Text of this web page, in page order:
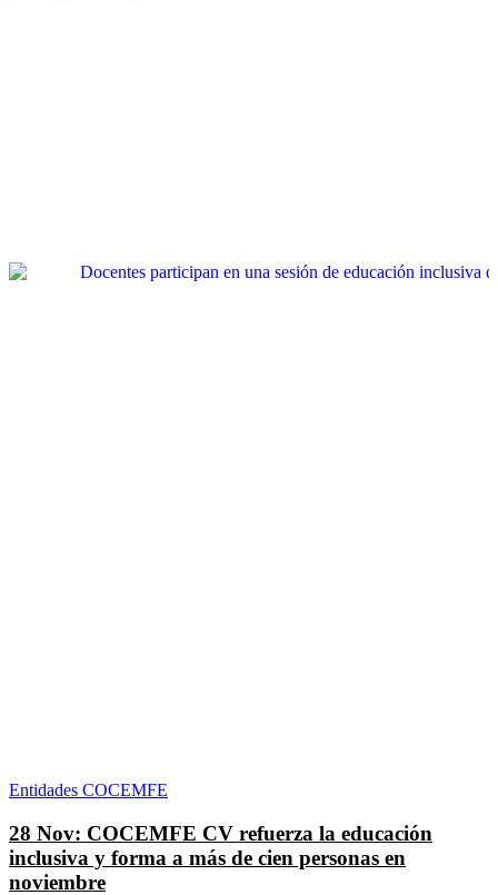
Entidades COCEMFE
28 Nov: COCEMFE CV refuerza la educación
inclusiva y forma a más de cien personas en
noviembre